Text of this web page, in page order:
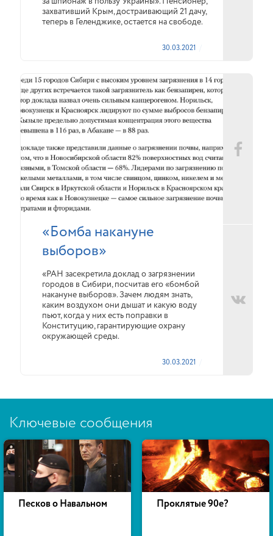
захвативший Крым, достраивающий 21 дачу,
теперь в Геленджике, остается на свободе.
30.03.2021
«Бомба накануне
выборов»
«РАН засекретила доклад о загрязнении
городов в Сибири, посчитав его «бомбой
накануне выборов». Зачем людям знать,
каким воздухом они дышат и какую воду
пьют, когда у них есть поправки в
Конституцию, гарантирующие охрану
окружающей среды.
30.03.2021
Ключевые сообщения
Песков о Навальном Проклятые 90е?